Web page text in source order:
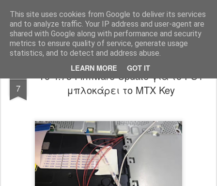
This site uses cookies from Google to deliver its services
and to analyze traffic. Your IP address and user-agent are
shared with Google along with performance and security
metrics to ensure quality of service, generate usage
statistics, and to detect and address abuse.
LEARN MORE GOT IT
www.psjailbreak.gr Καλωσήρθατε στο No1 site για τις κονσόλες Playstation στην Ελλάδα
Pages
7
Το 4.73 Firmware Update για το PS4
μπλοκάρει το MTX Key